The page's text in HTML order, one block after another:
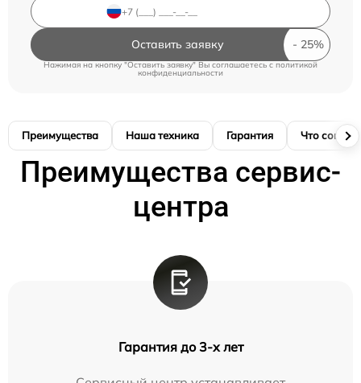
Оставить заявку
Нажимая на кнопку "Оставить заявку" Вы соглашаетесь c политикой
конфиденциальности
Преимущества Наша техника Гарантия Что
Преимущества сервис-
центра
Гарантия до 3-х лет